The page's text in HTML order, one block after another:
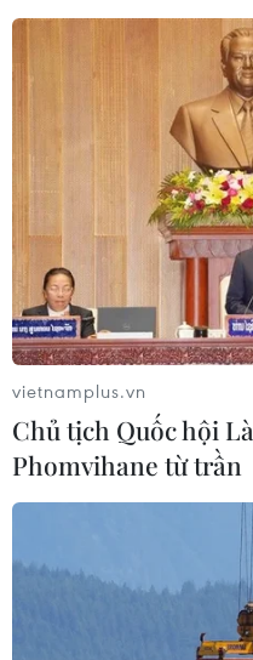
vietnamplus.vn
Chủ tịch Quốc hội
Phomvihane từ trần